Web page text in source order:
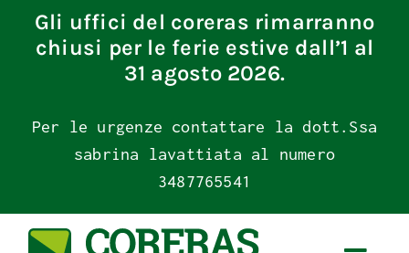
content
Gli uffici del coreras rimarranno
chiusi per le ferie estive dall’1 al
31 agosto 2026.
Per le urgenze contattare la dott.Ssa
sabrina lavattiata al numero
3487765541